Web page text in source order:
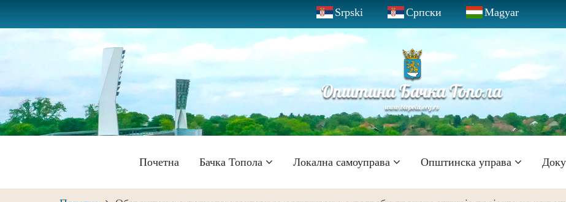
to
main
content
Srpski Српски Magyar
Главна
навигација
Почетна Бачка Топола Локална самоуправа Општинска управа